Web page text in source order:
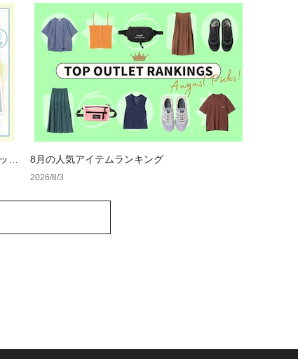
ト
8月の人気アイテムランキング
2026/8/3